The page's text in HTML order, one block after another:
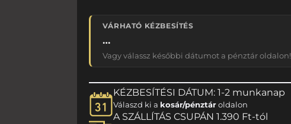
VÁRHATÓ KÉZBESÍTÉS
…
Vagy válassz későbbi dátumot a pénztár oldalon!
KÉZBESÍTÉSI DÁTUM: 1-2 munkanap
Válaszd ki a kosár/pénztároldalon
A SZÁLLÍTÁS CSUPÁN 1.390 Ft-tól